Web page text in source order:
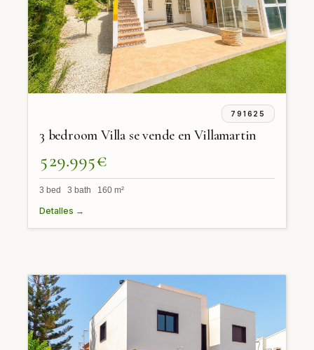
791625
3 bedroom Villa se vende en Villamartin
529.995€
3 bed 3 bath 160 m²
Detalles →